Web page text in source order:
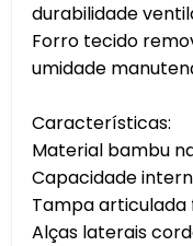
durabilidade
Forro tecido
umidade
Características:
Material bambu
Capacidade
Tampa
Alças laterais